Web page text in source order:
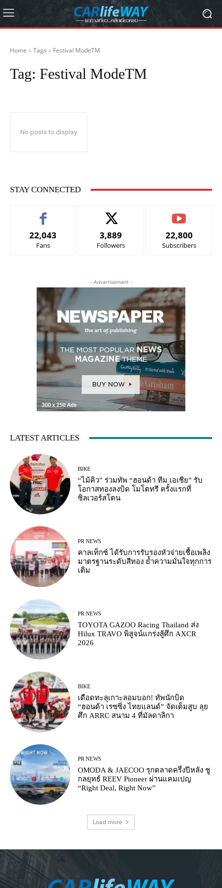
Home Tags Festival ModeTM
Tag: Festival ModeTM
No posts to display
STAY CONNECTED
22,043
Fans
3,889
Followers
22,800
Subscribers
- Advertisement -
LATEST ARTICLES
BIKE
“ไม้คิว” ร่วมทัพ “ฮอนด้า ทีม เอเชีย” รับ
โอกาสทองลงบิด โมโตทรี ครั้งแรกที่
ซิลเวอร์สโตน
PR NEWS
คาลเท็กซ์ ได้รับการรับรองหัวจ่ายเชื้อเพลิง
มาตรฐานระดับสีทอง ย้ำความมั่นใจทุกการ
เติม
PR NEWS
TOYOTA GAZOO Racing Thailand ส่ง
Hilux TRAVO พิสูจน์แกร่งสู้ศึก AXCR
2026
BIKE
เดือดทะลุเกาะลอมบอก! ทัพนักบิด
“ฮอนด้า เรซซิ่ง ไทยแลนด์” จัดเต็มสูบ ลุย
ศึก ARRC สนาม 4 ที่มัลดาลิกา
PR NEWS
OMODA & JAECOO รุกตลาดครึ่งปีหลัง ชู
กลยุทธ์ REEV Pioneer ผ่านแคมเปญ
“Right Deal, Right Now”
Load more